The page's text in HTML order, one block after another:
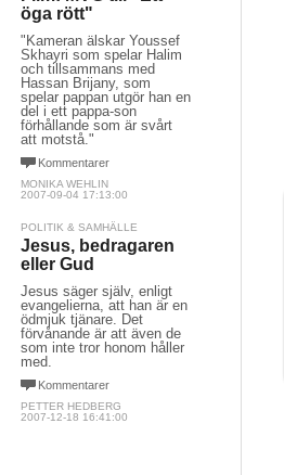
öga rött"
"Kameran älskar Youssef
Skhayri som spelar Halim
och tillsammans med
Hassan Brijany, som
spelar pappan utgör han en
del i ett pappa-son
förhållande som är svårt
att motstå."
Kommentarer
MONIKA WEHLIN
2007-09-04 17:13:00
POLITIK & SAMHÄLLE
Jesus, bedragaren
eller Gud
Jesus säger själv, enligt
evangelierna, att han är en
ödmjuk tjänare. Det
förvånande är att även de
som inte tror honom håller
med.
Kommentarer
PETTER HEDBERG
2007-12-18 16:41:00